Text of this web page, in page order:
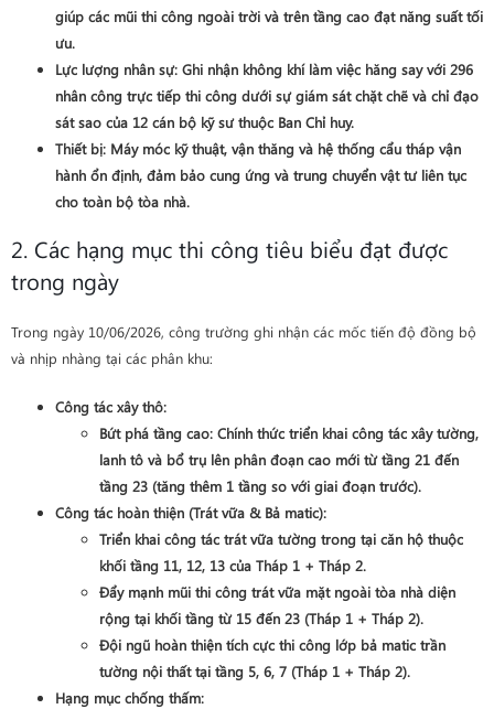
giúp các mũi thi công ngoài trời và trên tầng cao đạt năng suất tối
ưu.
Lực lượng nhân sự: Ghi nhận không khí làm việc hăng say với 296
nhân công trực tiếp thi công dưới sự giám sát chặt chẽ và chỉ đạo
sát sao của 12 cán bộ kỹ sư thuộc Ban Chỉ huy.
Thiết bị: Máy móc kỹ thuật, vận thăng và hệ thống cẩu tháp vận
hành ổn định, đảm bảo cung ứng và trung chuyển vật tư liên tục
cho toàn bộ tòa nhà.
2. Các hạng mục thi công tiêu biểu đạt được
trong ngày
Trong ngày 10/06/2026, công trường ghi nhận các mốc tiến độ đồng bộ
và nhịp nhàng tại các phân khu:
Công tác xây thô:
Bứt phá tầng cao: Chính thức triển khai công tác xây tường,
lanh tô và bổ trụ lên phân đoạn cao mới từtầng 21 đến
tầng 23 (tăng thêm 1 tầng so với giai đoạn trước).
Công tác hoàn thiện (Trát vữa & Bả matic):
Triển khai công tác trát vữa tường trong tại căn hộ thuộc
khối tầng 11, 12, 13 của Tháp 1 + Tháp 2.
Đẩy mạnh mũi thi công trát vữa mặt ngoài tòa nhà diện
rộng tại khối tầng từ 15 đến 23 (Tháp 1 + Tháp 2).
Đội ngũ hoàn thiện tích cực thi công lớp bả matic trần
tường nội thất tại tầng 5, 6, 7 (Tháp 1 + Tháp 2).
Hạng mục chống thấm: